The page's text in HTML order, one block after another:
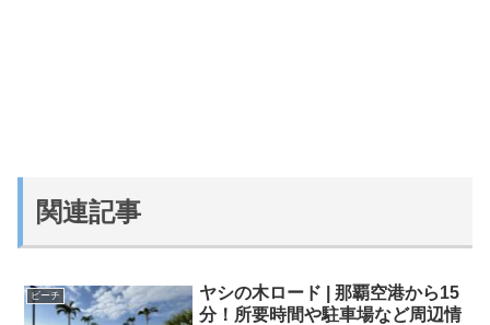
関連記事
ビーチ
ヤシの木ロード | 那覇空港から15
分！所要時間や駐車場など周辺情